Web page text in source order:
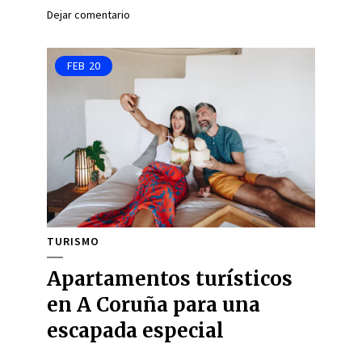
Dejar comentario
FEB 20
TURISMO
Apartamentos turísticos
en A Coruña para una
escapada especial